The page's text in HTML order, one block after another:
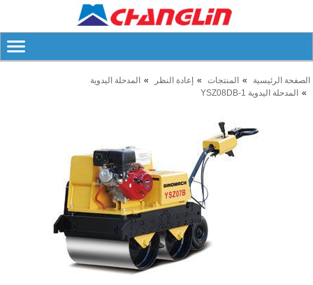
الصفحة الرئيسية المنتجات إعادة النظر
المدحلة اليدوية
المدحلة اليدوية YSZ08DB-1